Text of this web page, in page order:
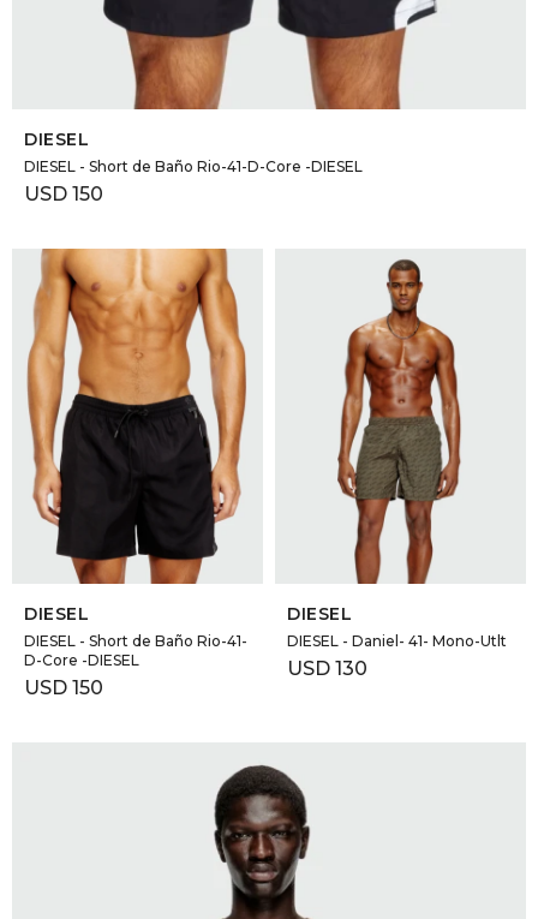
SELECCIONAR TALLE
DIESEL
DIESEL - Short de Baño Rio-41-D-Core -DIESEL
USD 150
SELECCIONAR TALLE
DIESEL
DIESEL - Short de Baño Rio-41-
D-Core -DIESEL
USD 150
SELECCIONAR TALLE
DIESEL
DIESEL - Daniel- 41- Mono-Utlt
USD 130